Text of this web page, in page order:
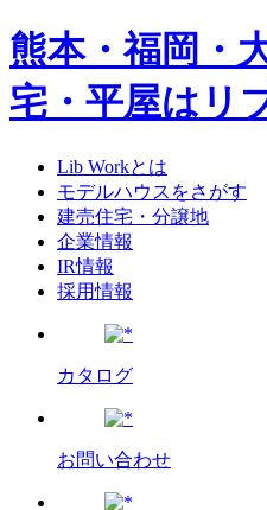
熊本・福岡・
宅・平屋はリ
Lib Workとは
モデルハウスをさがす
建売住宅・分譲地
企業情報
IR情報
採用情報
カタログ
お問い合わせ